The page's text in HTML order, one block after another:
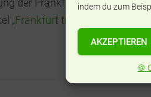
indem du zum
AKZEPTIEREN
🍪
„Frankfurt trauert um Rosa